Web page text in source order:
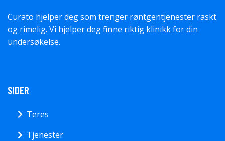
Curato hjelper deg som trenger røntgentjenester raskt
og rimelig. Vi hjelper deg finne riktig klinikk for din
undersøkelse.
SIDER
Teres
Tjenester